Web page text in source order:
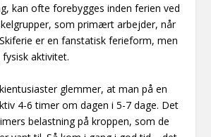
kan ofte forebygges inden ferien ved
som primært arbejder, når
er en fanstatisk ferieform, men
aktivitet.
glemmer, at man på en
4-6 timer om dagen i 5-7 dage. Det
belastning på kroppen, som de